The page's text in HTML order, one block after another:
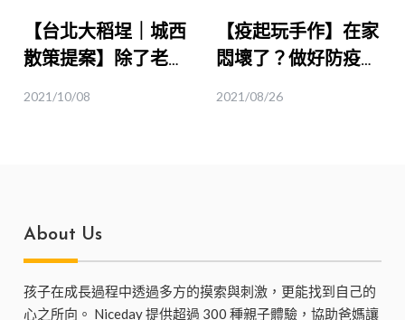
【台北大稻埕｜城西
散策提案】除了老宅
咖啡廳，大稻埕還可
2021/10/08
【疫起玩手作】在家
悶壞了？做好防疫措
施，週末來場室內約
2021/08/26
About Us
孩子在成長過程中透過多方的摸索與刺激，更能找到自己的
心之所向。 Niceday 提供超過 300 種親子體驗，協助爸媽讓